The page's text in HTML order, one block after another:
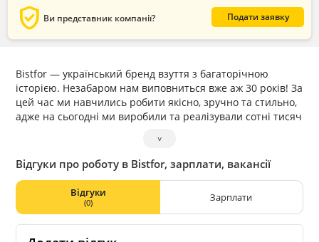
verified_user Ви представник компанії? Подати заявку
Bistfor — український бренд взуття з багаторічною
історією. Незабаром нам виповниться вже аж 30 років! За
цей час ми навчились робити якісно, зручно та стильно,
адже на сьогодні ми виробили та реалізували сотні тисяч
Проте, починаючи з квітня 2022 року, ми присвятили
себе створенню тактичного взуття, яке зараз є таким
необхідним для наших захисників. Ми розробили та
створили ідеальні берці та кросівки на кожен сезон, в
яких ви будете почувати себе легко та комфортно,
завдяки використанню спеціальних і тільки якісних
матеріалів.
˅
Відгуки про роботу в Bistfor, зарплати, вакансії
Відгуки
(0) Зарплати